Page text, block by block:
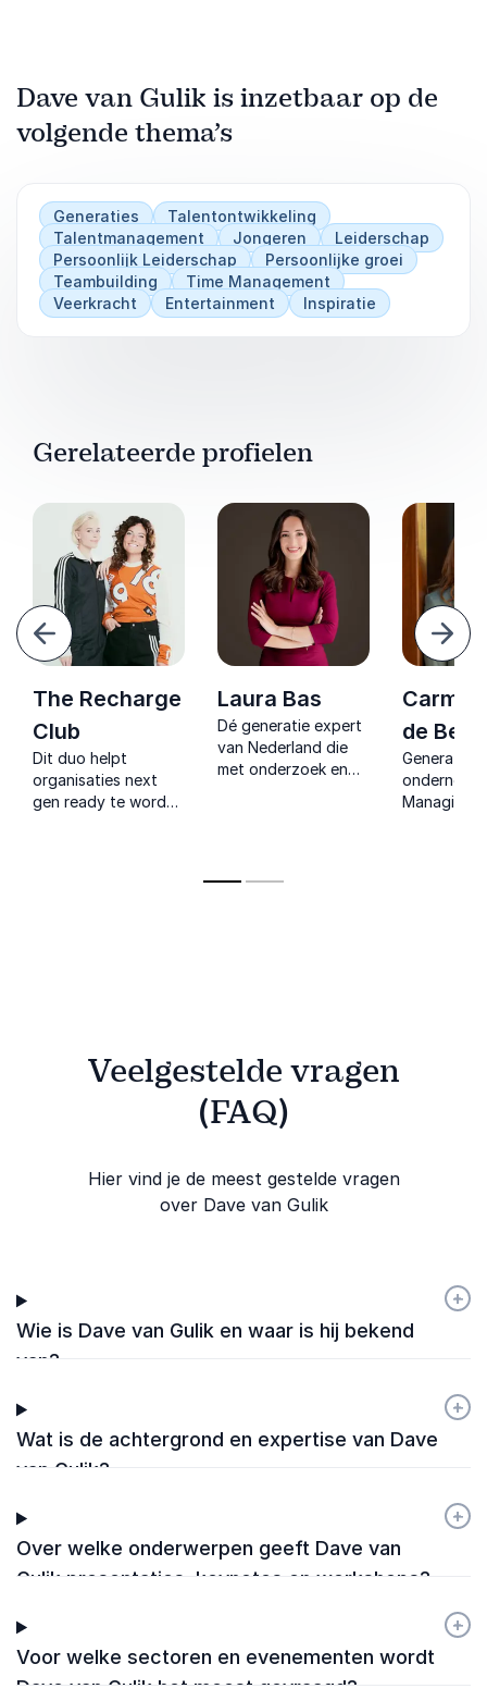
Dave van Gulik is inzetbaar op de
volgende thema’s
Generaties
Talentontwikkeling
Talentmanagement
Jongeren
Leiderschap
Persoonlijk Leiderschap
Persoonlijke groei
Teambuilding
Time Management
Veerkracht
Entertainment Inspiratie
Gerelateerde profielen
The Recharge
Club
Dit duo helpt
organisaties next
gen ready te worden
Laura Bas
Dé generatie expert
van Nederland die
met onderzoek en
leven brengt.
de Beek
Generatie Z
Managing
Veelgestelde vragen
(FAQ)
Hier vind je de meest gestelde vragen
over Dave van Gulik
Wie is Dave van Gulik en waar is hij bekend
van?
+
-
Wat is de achtergrond en expertise van Dave
van Gulik?
+
-
Over welke onderwerpen geeft Dave van
Gulik presentaties, keynotes en workshops?
+
-
Voor welke sectoren en evenementen wordt
Dave van Gulik het meest gevraagd?
+
-